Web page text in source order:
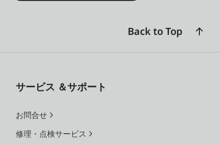
Back to Top
サービス ＆サポート
お問合せ
修理・点検サービス